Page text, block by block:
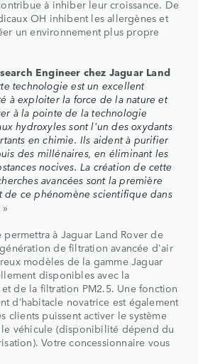
à inhiber leur croissance. De
OH inhibent les allergènes et
un environnement plus propre
Engineer chez Jaguar Land
technologie est un excellent
à exploiter la force de la nature et
à la pointe de la technologie
hydroxyles sont l'un des oxydants
en chimie. Ils aident à purifier
des millénaires, en éliminant les
nocives. La création de cette
avancées sont la première
ce phénomène scientifique dans
»
à Jaguar Land Rover de
de filtration avancée d'air
modèles de la gamme Jaguar
disponibles avec la
de la filtration PM2.5. Une fonction
d’habitacle novatrice est également
clients puissent activer le système
le véhicule (disponibilité dépend du
Votre concessionnaire vous